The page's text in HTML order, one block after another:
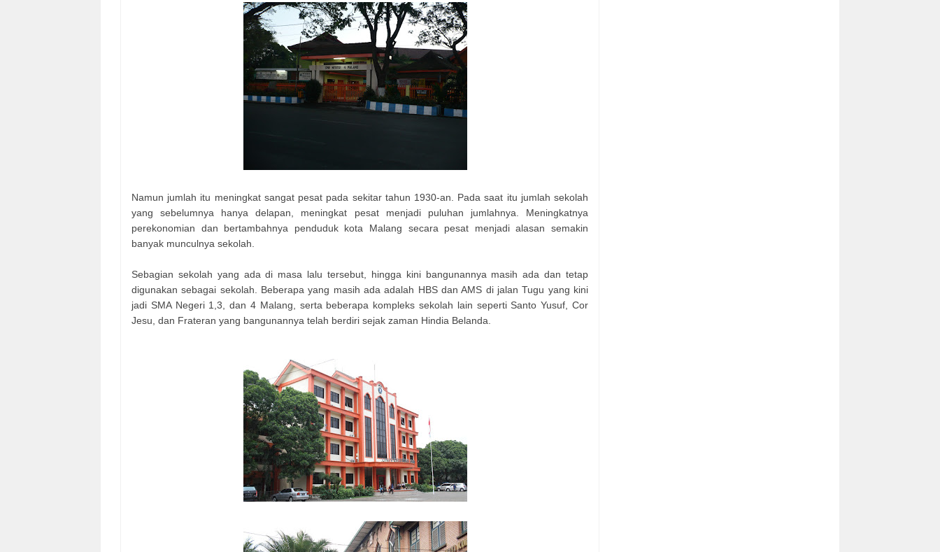
Namun jumlah itu meningkat sangat pesat pada sekitar tahun 1930-an. Pada saat itu jumlah sekolah
yang sebelumnya hanya delapan, meningkat pesat menjadi puluhan jumlahnya. Meningkatnya
perekonomian dan bertambahnya penduduk kota Malang secara pesat menjadi alasan semakin
banyak munculnya sekolah.
Sebagian sekolah yang ada di masa lalu tersebut, hingga kini bangunannya masih ada dan tetap
digunakan sebagai sekolah. Beberapa yang masih ada adalah HBS dan AMS di jalan Tugu yang kini
jadi SMA Negeri 1,3, dan 4 Malang, serta beberapa kompleks sekolah lain seperti Santo Yusuf, Cor
Jesu, dan Frateran yang bangunannya telah berdiri sejak zaman Hindia Belanda.